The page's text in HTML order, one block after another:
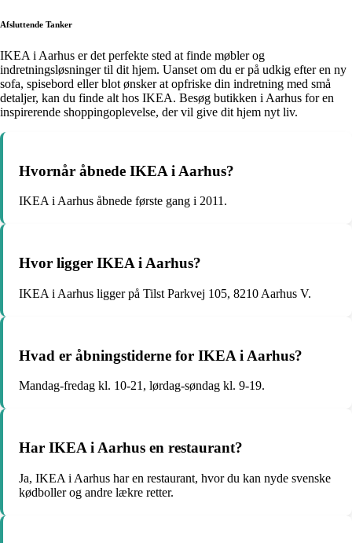
Afsluttende Tanker
IKEA i Aarhus er det perfekte sted at finde møbler og
indretningsløsninger til dit hjem. Uanset om du er på udkig efter en ny
sofa, spisebord eller blot ønsker at opfriske din indretning med små
detaljer, kan du finde alt hos IKEA. Besøg butikken i Aarhus for en
inspirerende shoppingoplevelse, der vil give dit hjem nyt liv.
Hvornår åbnede IKEA i Aarhus?
IKEA i Aarhus åbnede første gang i 2011.
Hvor ligger IKEA i Aarhus?
IKEA i Aarhus ligger på Tilst Parkvej 105, 8210 Aarhus V.
Hvad er åbningstiderne for IKEA i Aarhus?
Mandag-fredag kl. 10-21, lørdag-søndag kl. 9-19.
Har IKEA i Aarhus en restaurant?
Ja, IKEA i Aarhus har en restaurant, hvor du kan nyde svenske
kødboller og andre lækre retter.